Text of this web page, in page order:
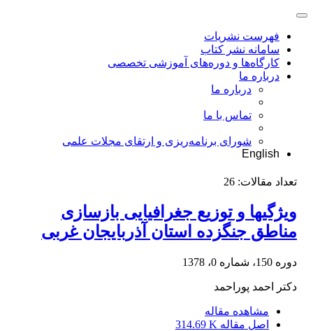
فهرست نشریات
سامانه نشر کتاب
کارگاه‌ها و دوره‌های آموزشی تخصصی
درباره ما
درباره ما
تماس با ما
شورای برنامه‌ریزی و ارتقای مجلات علمی
English
تعداد مقالات: 26
ویژگیها و توزیع جغرافیایی بازسازی
مناطق جنگزده استان آذربایجان غربی
دوره 150، شماره 0، 1378
دکتر احمد پوراحمد
مشاهده مقاله
اصل مقاله 314.69 K